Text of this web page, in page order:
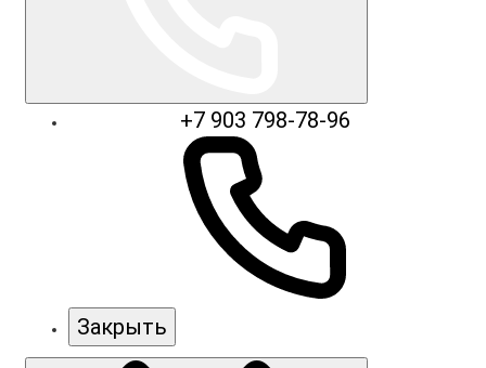
+7 903 798-78-96
Закрыть